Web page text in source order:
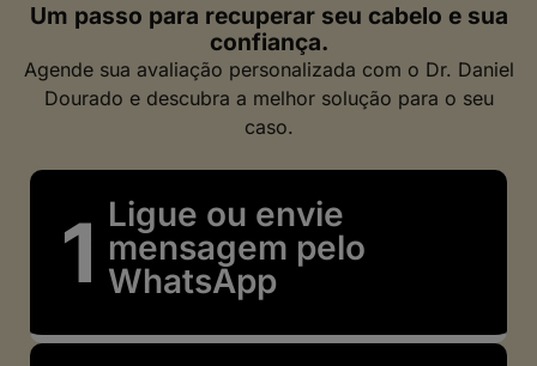
Um passo para recuperar seu cabelo e sua
confiança.
Agende sua avaliação personalizada com o Dr. Daniel
Dourado e descubra a melhor solução para o seu
caso.
Ligue ou envie
mensagem pelo
WhatsApp